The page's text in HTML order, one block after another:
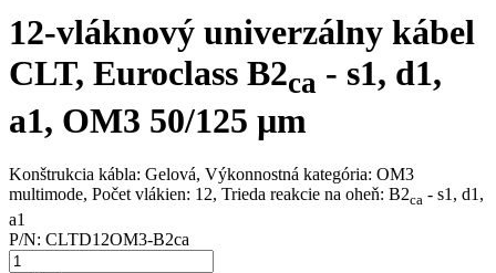
12-vláknový univerzálny kábel
CLT, Euroclass B2ca - s1, d1,
a1, OM3 50/125 µm
Konštrukcia kábla: Gelová, Výkonnostná kategória: OM3
multimode, Počet vlákien: 12, Trieda reakcie na oheň: B2ca - s1, d1,
a1
P/N: CLTD12OM3-B2ca